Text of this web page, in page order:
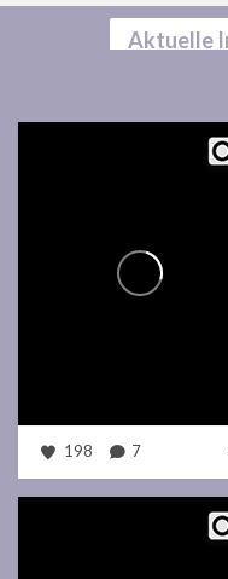
Aktuelle
198 7